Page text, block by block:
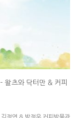
왈츠와 닥터만 & 커피
김정연 & 박정우 커피박물관